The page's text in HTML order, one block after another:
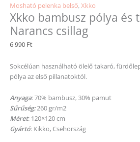
Mosható pelenka belső,Xkko
Xkko bambusz pólya és
Narancs csillag
6 990 Ft
Sokcélúan használható ölelő takaró,
pólya az első pillanatoktól.
Anyaga: 70% bambusz, 30% pamut
Sűrűség:260 gr/m2
Méret: 120×120 cm
Gyártó: Kikko, Csehország